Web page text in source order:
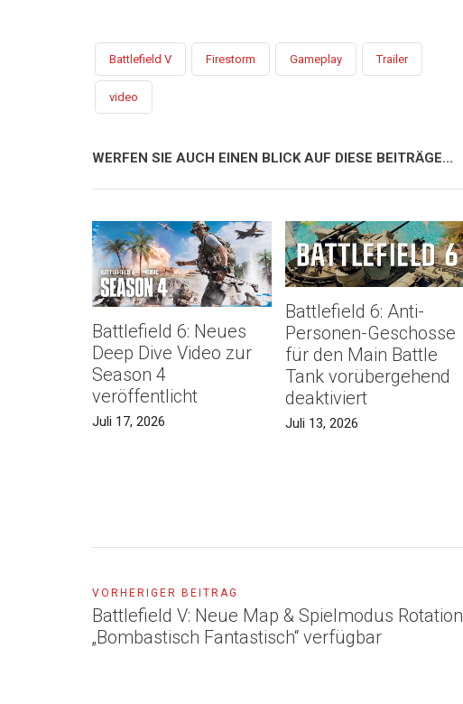
Battlefield V Firestorm Gameplay Trailer
video
WERFEN SIE AUCH EINEN BLICK AUF DIESE BEITRÄGE...
Battlefield 6: Neues
Deep Dive Video zur
Season 4
veröffentlicht
Juli 17, 2026
Battlefield 6: Anti-
Personen-Geschosse
für den Main Battle
Tank vorübergehend
deaktiviert
Juli 13, 2026
VORHERIGER BEITRAG
Battlefield V: Neue Map & Spielmodus Rotation
„Bombastisch Fantastisch“ verfügbar